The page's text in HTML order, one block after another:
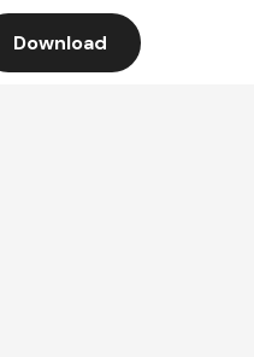
Download